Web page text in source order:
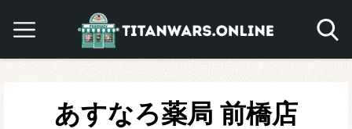
あすなろ薬局 前橋店